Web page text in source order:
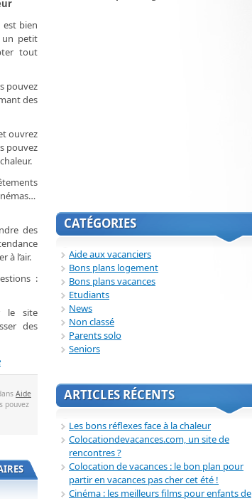
est bien
un petit
tout
pouvez
des
ouvrez
pouvez
des
à l’air.
:
le site
des
Aide
pouvez
CATÉGORIES
Aide aux vacanciers
Bons plans logement
Bons plans vacances
Etudiants
News
Non classé
Parents solo
Seniors
ARTICLES RÉCENTS
Les bons réflexes face à la chaleur
Colocationdevacances.com, un site de
rencontres ?
Colocation de vacances : le bon plan pour
partir en vacances pas cher cet été !
Cinéma : les meilleurs films pour enfants de